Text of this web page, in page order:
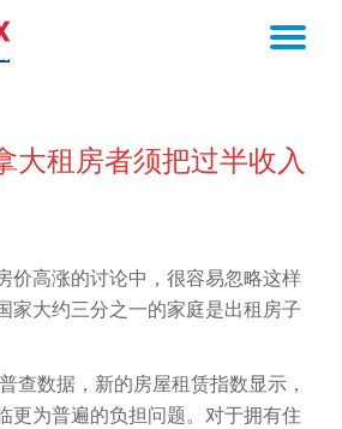
大租房者须把过半收入
价高涨的讨论中，很容易忽略这样
家大约三分之一的家庭是出租房子
查数据，新的房屋租赁指数显示，
更为普遍的负担问题。对于拥有住